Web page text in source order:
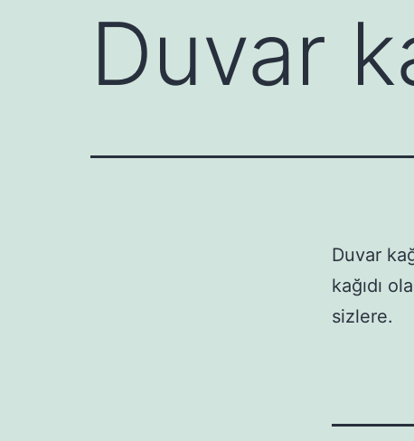
Duvar
Duvar
kağıdı
sizlere.